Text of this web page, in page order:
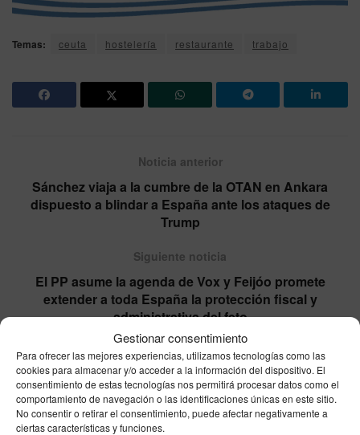
Gestionar consentimiento
Para ofrecer las mejores experiencias, utilizamos tecnologías como las
cookies para almacenar y/o acceder a la información del dispositivo. El
consentimiento de estas tecnologías nos permitirá procesar datos como el
comportamiento de navegación o las identificaciones únicas en este sitio.
No consentir o retirar el consentimiento, puede afectar negativamente a
ciertas características y funciones.
Temas: ceuta hostelería restaurante trabajo
Noticia anterior
Sánchez viaja a la cumbre de la OTAN en Ankara
dispuesto a blindar a España ante los ataques de
Trump
Siguiente noticia
El PP asume la agenda de Vox y Feijóo promete
extender a toda España la protección fiscal y
administrativa del feto
OtrasNoticias